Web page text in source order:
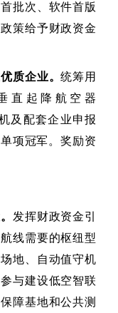
批次、软件首版
策给予财政资金
质企业。统筹用
直起降航空器
及配套企业申报
项冠军。奖励资
发挥财政资金引
线需要的枢纽型
地、自动值守机
与建设低空智联
障基地和公共测